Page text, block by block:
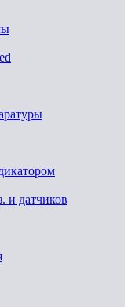
и датчиков